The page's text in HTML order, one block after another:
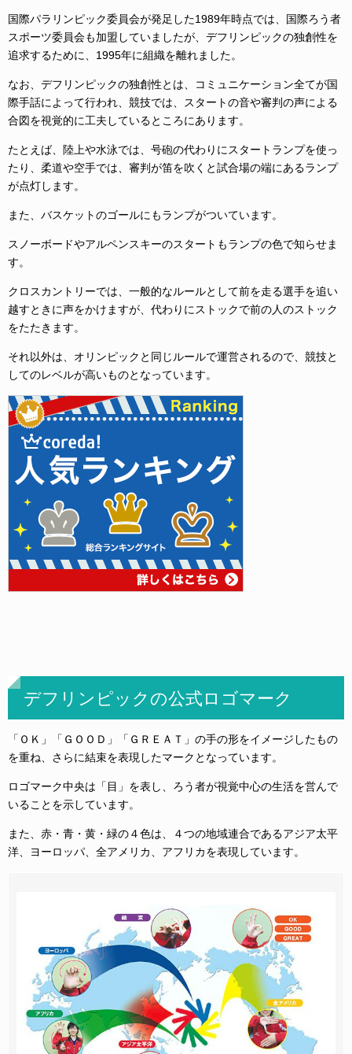
国際パラリンピック委員会が発足した1989年時点では、国際ろう者
スポーツ委員会も加盟していましたが、デフリンピックの独創性を
追求するために、1995年に組織を離れました。
なお、デフリンピックの独創性とは、コミュニケーション全てが国
際手話によって行われ、競技では、スタートの音や審判の声による
合図を視覚的に工夫しているところにあります。
たとえば、陸上や水泳では、号砲の代わりにスタートランプを使っ
たり、柔道や空手では、審判が笛を吹くと試合場の端にあるランプ
が点灯します。
また、バスケットのゴールにもランプがついています。
スノーボードやアルペンスキーのスタートもランプの色で知らせま
す。
クロスカントリーでは、一般的なルールとして前を走る選手を追い
越すときに声をかけますが、代わりにストックで前の人のストック
をたたきます。
それ以外は、オリンピックと同じルールで運営されるので、 競技と
してのレベルが高いものとなっています。
デフリンピックの公式ロゴマーク
「ＯＫ」「ＧＯＯＤ」「ＧＲＥＡＴ」の手の形をイメージしたもの
を重ね、さらに結束を表現したマークとなっています。
ロゴマーク中央は「目」を表し、ろう者が視覚中心の生活を営んで
いることを示しています。
また、赤・青・黄・緑の４色は、４つの地域連合であるアジア太平
洋、ヨーロッパ、全アメリカ、アフリカを表現しています。